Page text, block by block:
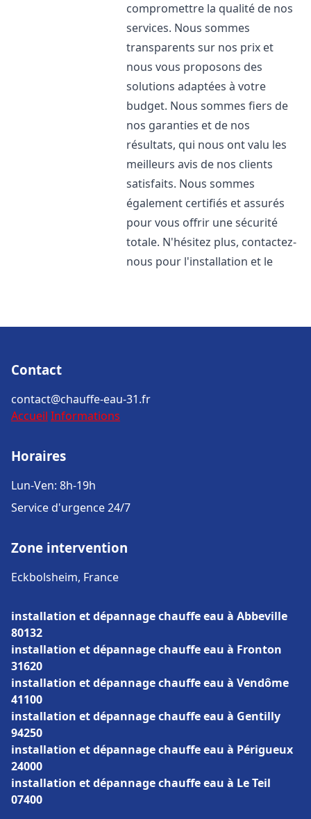
compromettre la qualité de nos
services. Nous sommes
transparents sur nos prix et
nous vous proposons des
solutions adaptées à votre
budget. Nous sommes fiers de
nos garanties et de nos
résultats, qui nous ont valu les
meilleurs avis de nos clients
satisfaits. Nous sommes
également certifiés et assurés
pour vous offrir une sécurité
totale. N'hésitez plus, contactez-
nous pour l'installation et le
Contact
contact@chauffe-eau-31.fr
Accueil Informations
Horaires
Lun-Ven: 8h-19h
Service d'urgence 24/7
Zone intervention
Eckbolsheim, France
installation et dépannage chauffe eau à Abbeville
80132
installation et dépannage chauffe eau à Fronton
31620
installation et dépannage chauffe eau à Vendôme
41100
installation et dépannage chauffe eau à Gentilly
94250
installation et dépannage chauffe eau à Périgueux
24000
installation et dépannage chauffe eau à Le Teil
07400